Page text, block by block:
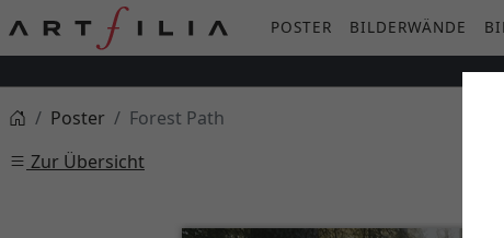
POSTER BILDERWÄNDE
Poster
Forest Path
Zur Übersicht